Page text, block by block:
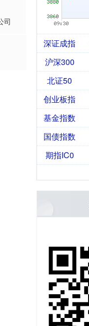
司
深证成指
沪深300
北证50
创业板指
基金指数
国债指数
期指IC0